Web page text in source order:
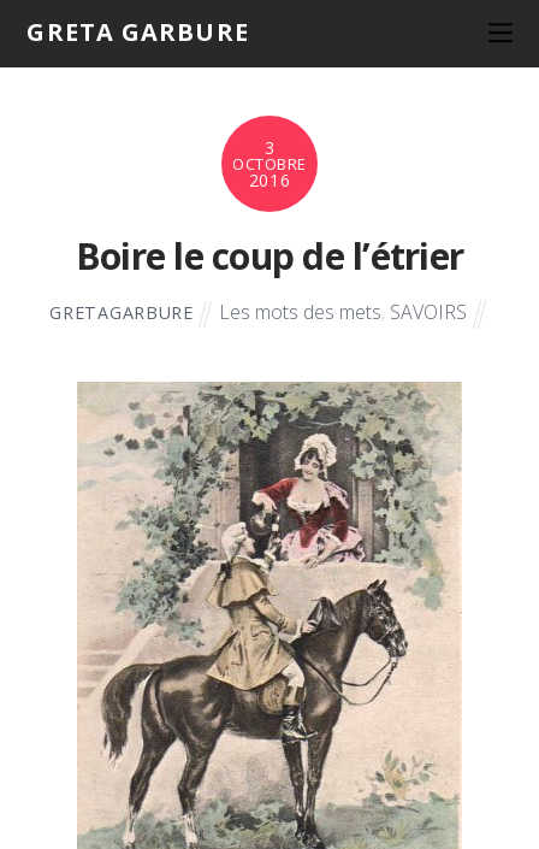
GRETA GARBURE
3
OCTOBRE
2016
Boire le coup de l’étrier
GRETAGARBURE Les mots des mets, SAVOIRS